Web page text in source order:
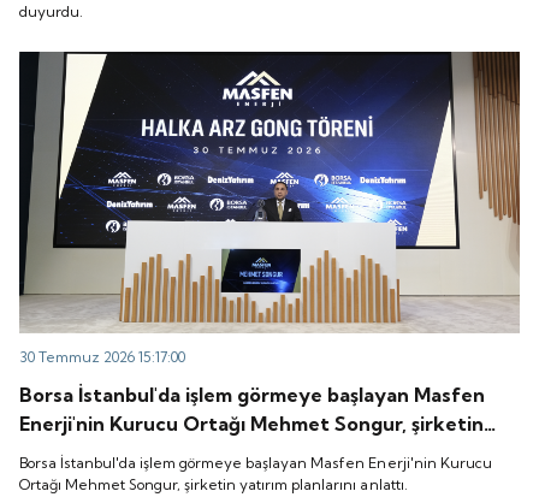
duyurdu.
30 Temmuz 2026 15:17:00
Borsa İstanbul'da işlem görmeye başlayan Masfen
Enerji'nin Kurucu Ortağı Mehmet Songur, şirketin
yatırım planlarını anlattı.
Borsa İstanbul'da işlem görmeye başlayan Masfen Enerji'nin Kurucu
Ortağı Mehmet Songur, şirketin yatırım planlarını anlattı.